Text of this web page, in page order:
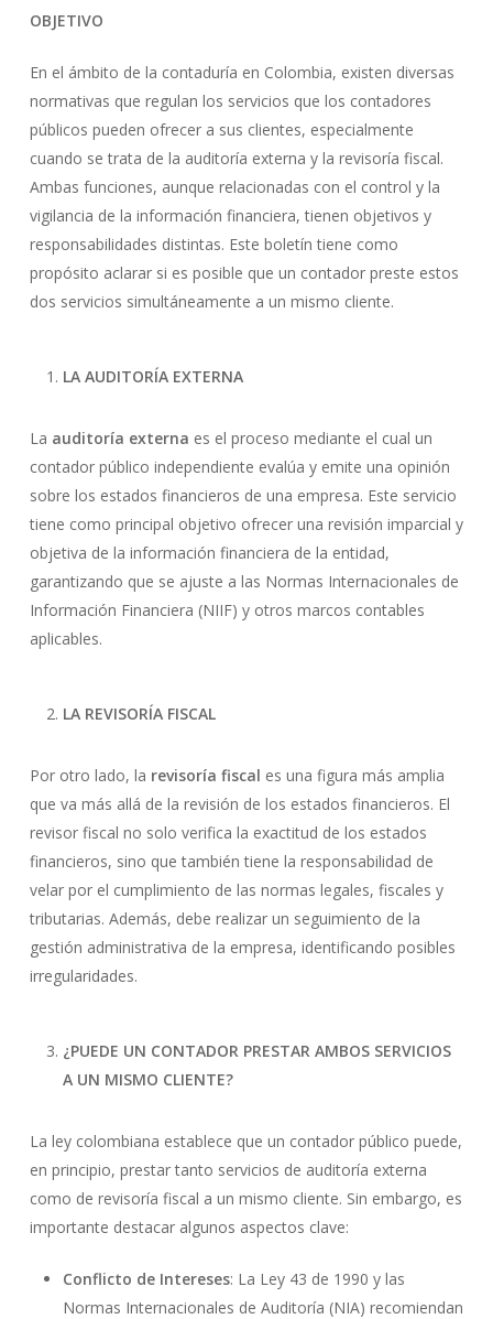
OBJETIVO
En el ámbito de la contaduría en Colombia, existen diversas
normativas que regulan los servicios que los contadores
públicos pueden ofrecer a sus clientes, especialmente
cuando se trata de la auditoría externa y la revisoría fiscal.
Ambas funciones, aunque relacionadas con el control y la
vigilancia de la información financiera, tienen objetivos y
responsabilidades distintas. Este boletín tiene como
propósito aclarar si es posible que un contador preste estos
dos servicios simultáneamente a un mismo cliente.
LA AUDITORÍA EXTERNA
La auditoría externa es el proceso mediante el cual un
contador público independiente evalúa y emite una opinión
sobre los estados financieros de una empresa. Este servicio
tiene como principal objetivo ofrecer una revisión imparcial y
objetiva de la información financiera de la entidad,
garantizando que se ajuste a las Normas Internacionales de
Información Financiera (NIIF) y otros marcos contables
aplicables.
LA REVISORÍA FISCAL
Por otro lado, la revisoría fiscal es una figura más amplia
que va más allá de la revisión de los estados financieros. El
revisor fiscal no solo verifica la exactitud de los estados
financieros, sino que también tiene la responsabilidad de
velar por el cumplimiento de las normas legales, fiscales y
tributarias. Además, debe realizar un seguimiento de la
gestión administrativa de la empresa, identificando posibles
irregularidades.
¿PUEDE UN CONTADOR PRESTAR AMBOS SERVICIOS
A UN MISMO CLIENTE?
La ley colombiana establece que un contador público puede,
en principio, prestar tanto servicios de auditoría externa
como de revisoría fiscal a un mismo cliente. Sin embargo, es
importante destacar algunos aspectos clave:
Conflicto de Intereses: La Ley 43 de 1990 y las
Normas Internacionales de Auditoría (NIA) recomiendan